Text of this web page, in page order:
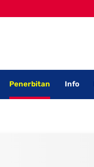
Penerbitan Info